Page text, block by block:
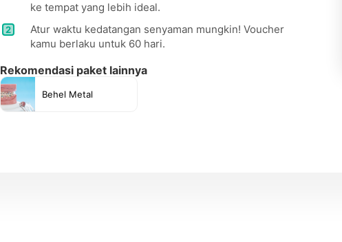
ke tempat yang lebih ideal.
2
Atur waktu kedatangan senyaman mungkin! Voucher
kamu berlaku untuk 60 hari.
Rekomendasi paket lainnya
Behel Metal